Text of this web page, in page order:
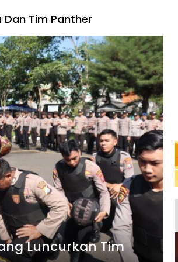
Tim Panther
Luncurkan Tim